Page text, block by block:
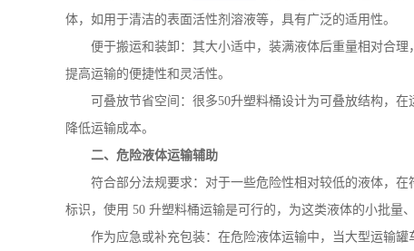
体，如用于清洁的表面活性剂溶液等，具有广泛的适用性。
便于搬运和装卸：其大小适中，装满液体后重量相对合
提高运输的便捷性和灵活性。
可叠放节省空间：很多50升塑料桶设计为可叠放结构，在
降低运输成本。
二、危险液体运输辅助
符合部分法规要求：对于一些危险性相对较低的液体，在
标识，使用 50 升塑料桶运输是可行的，为这类液体的小批量
作为应急或补充包装：在危险液体运输中，当大型运输罐